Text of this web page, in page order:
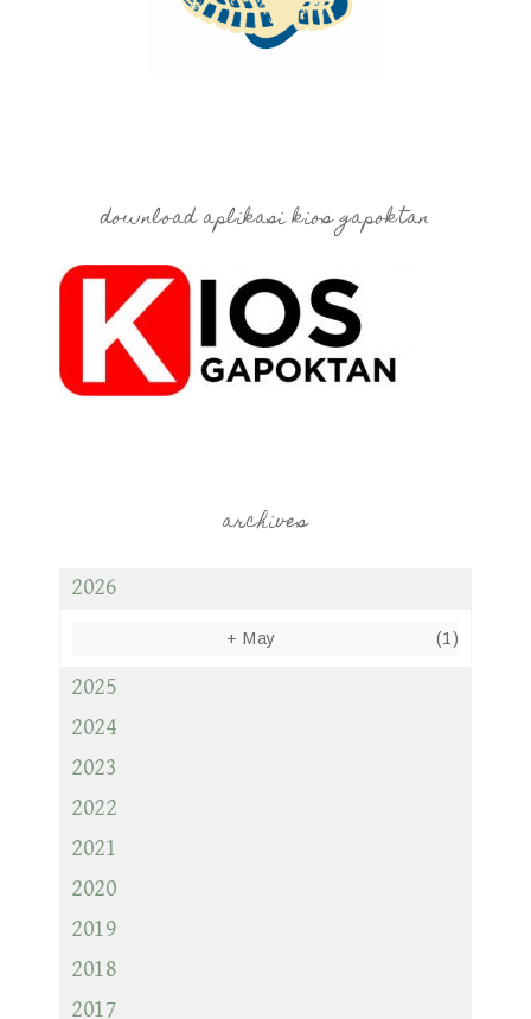
download aplikasi kios gapoktan
archives
2026
+ May (1)
2025
2024
2023
2022
2021
2020
2019
2018
2017